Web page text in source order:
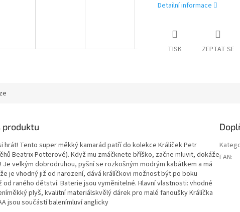
Detailní informace
TISK ZEPTAT SE
produktu
hrát! Tento super měkký kamarád patří do kolekce Králíček Petr
Beatrix Potterové). Když mu zmáčknete bříško, začne mluvit, dokáže
Je velkým dobrodruhou, pyšní se rozkošným modrým kabátkem a má
je vhodný již od narození, dává králíčkovi možnost být po boku
raného dětství. Baterie jsou vyměnitelné. Hlavní vlastnosti: vhodné
plyš, kvalitní materiálskvělý dárek pro malé fanoušky Králíčka
jsou součástí balenímluví anglicky
EAN: